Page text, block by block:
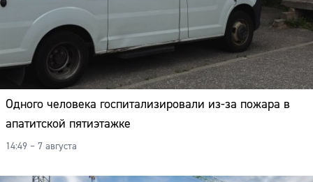
Одного человека госпитализировали из-за пожара в
апатитской пятиэтажке
14:49 – 7 августа